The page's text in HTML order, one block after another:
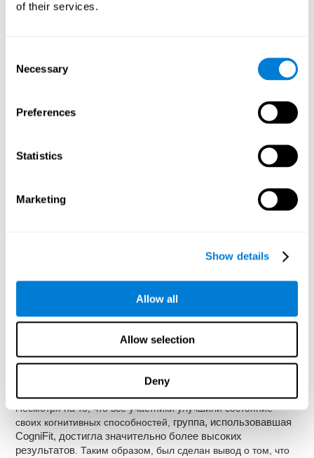
of their services.
Selection
Necessary
Preferences
Statistics
Marketing
Show details
Allow all
Allow selection
Deny
Numbers, Tetris, Puzzles, Target practice, Snake.
тренировки предлагались различные задания разного
уровня сложности и периодичности представления. Чем
сложность заданий.
Сравнение результатов PRE и POST тестирования показало,
большинства измеренных когнитивных способностей. Тем
не менее,использовавшая CogniFit группа значительно
способностей по сравнению с контрольной группой. Речь
пространственное запоминание(P<.001),
кратковременная память(P<.01) икогнитивная гибкость
низкой начальной оценке улучшение в группе, которая
использовала CogniFit, было выше, чем в группе, которая
начальная оценка, тем большее отличие наблюдалось
Несмотря на то, что все участники улучшили состояние
своих когнитивных способностей, группа, использовавшая
CogniFit, достигла значительно более высоких
результатов . Таким образом, был сделан вывод о том, что